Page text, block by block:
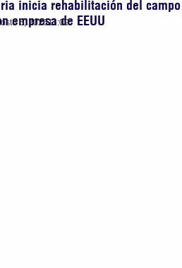
inicia rehabilitación del
empresa de EEUU
5, 202611:09